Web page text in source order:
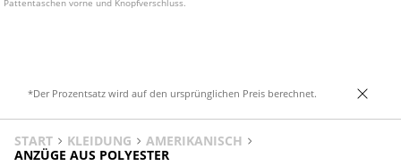
Pattentaschen vorne und Knopfverschluss.
*Der Prozentsatz wird auf den ursprünglichen Preis berechnet.
START KLEIDUNG
AMERIKANISCH
ANZÜGE AUS POLYESTER